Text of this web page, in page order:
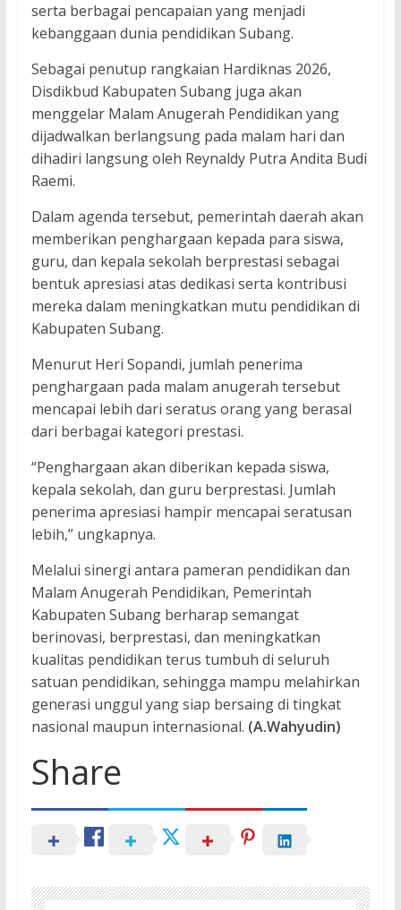
serta berbagai pencapaian yang menjadi
kebanggaan dunia pendidikan Subang.
Sebagai penutup rangkaian Hardiknas 2026,
Disdikbud Kabupaten Subang juga akan
menggelar Malam Anugerah Pendidikan yang
dijadwalkan berlangsung pada malam hari dan
dihadiri langsung oleh Reynaldy Putra Andita Budi
Raemi.
Dalam agenda tersebut, pemerintah daerah akan
memberikan penghargaan kepada para siswa,
guru, dan kepala sekolah berprestasi sebagai
bentuk apresiasi atas dedikasi serta kontribusi
mereka dalam meningkatkan mutu pendidikan di
Kabupaten Subang.
Menurut Heri Sopandi, jumlah penerima
penghargaan pada malam anugerah tersebut
mencapai lebih dari seratus orang yang berasal
dari berbagai kategori prestasi.
“Penghargaan akan diberikan kepada siswa,
kepala sekolah, dan guru berprestasi. Jumlah
penerima apresiasi hampir mencapai seratusan
lebih,” ungkapnya.
Melalui sinergi antara pameran pendidikan dan
Malam Anugerah Pendidikan, Pemerintah
Kabupaten Subang berharap semangat
berinovasi, berprestasi, dan meningkatkan
kualitas pendidikan terus tumbuh di seluruh
satuan pendidikan, sehingga mampu melahirkan
generasi unggul yang siap bersaing di tingkat
nasional maupun internasional. (A.Wahyudin)
Share